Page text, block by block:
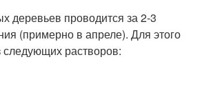
деревьев проводится за 2-3
(примерно в апреле). Для этого
следующих растворов: